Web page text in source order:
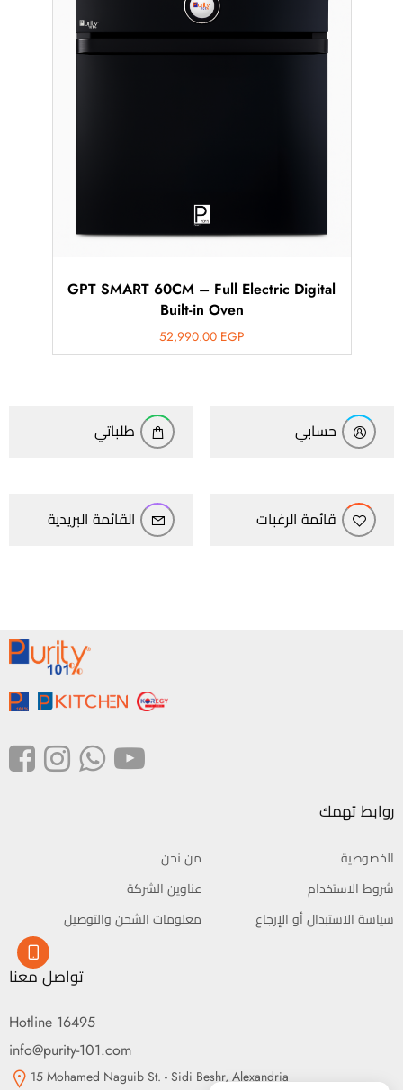
GPT SMART 60CM – Full Electric Digital
Built-in Oven
52,990.00 EGP
حسابي طلباتي
قائمة الرغبات القائمة البريدية
روابط تهمك
من نحن
الخصوصية
عناوين الشركة
شروط الاستخدام
معلومات الشحن والتوصيل
سياسة الاستبدال أو الإرجاع
تواصل معنا
Hotline 16495
info@purity-101.com
15 Mohamed Naguib St. - Sidi Beshr, Alexandria